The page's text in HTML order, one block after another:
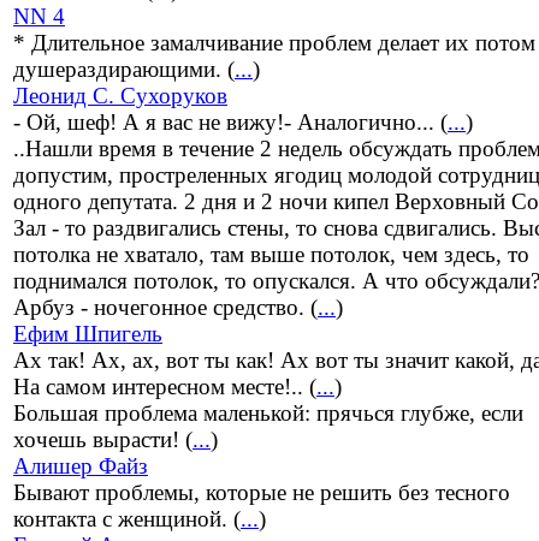
NN 4
* Длительное замалчивание проблем делает их потом
душераздирающими. (...)
Леонид С. Сухоруков
- Ой, шеф! А я вас не вижу!- Аналогично... (...)
..Нашли время в течение 2 недель обсуждать
допустим, простреленных ягодиц молодой
одного депутата. 2 дня и 2 ночи кипел Верховный
Зал - то раздвигались стены, то снова сдвигались.
потолка не хватало, там выше потолок, чем здесь, то
поднимался потолок, то опускался. А что
Арбуз - ночегонное средство. (...)
Ефим Шпигель
Ах так! Ах, ах, вот ты как! Ах вот ты значит какой,
На самом интересном месте!.. (...)
Большая проблема маленькой: прячься глубже, если
хочешь вырасти! (...)
Алишер Файз
Бывают проблемы, которые не решить без тесного
контакта с женщиной. (...)